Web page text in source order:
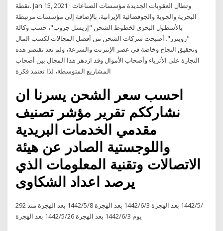
نقطة. Jan 15, 2021 · وتطال العقوبات الجديدة مؤسسات الصناعات
البحرية والجوية والجوفضائية الإيرانية، بالإضافة إلى مؤسسات مرتبطة
بالأسطول البحرى لخطوط الشحن "إريسل جروب"، حسب وكالة
"رويترز". أصبحت شركات الشحن من أفضل المجالات لكسب المال
وتحقيق النجاح وخاصة في عصر الإنترنت والسرعة، ولم تعد تقتصر هذه
التجارة على الأثرياء وأصحاب الأموال وقد ازدهر هذا المجال بين أصحاب
المشاريع المتوسطة، لذا تعتمد فكرة
احسب سعر الشحن يسرنا ان
نشارككم تقرير مؤشر تصنيف
مقدمي الخدمات البريدية
واللوجستية الصادر عن هيئة
الاتصالات وتقنية المعلومات الذي
29‏‏/5‏‏/1442 بعد الهجرة 3‏‏/6‏‏/1442 بعد الهجرة 8‏‏/5‏‏/1442 بعد الهجرة منذ 2
يوم 3‏‏/6‏‏/1442 بعد الهجرة 26‏‏/5‏‏/1442 بعد الهجرة